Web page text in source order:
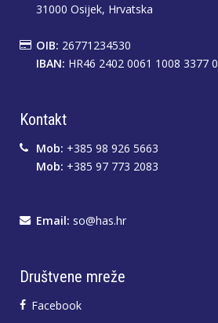
31000 Osijek, Hrvatska
OIB: 26771234530
IBAN: HR46 2402 0061 1008 3377 0
Kontakt
Mob: +385 98 926 5663
Mob: +385 97 773 2083
Email: so@has.hr
Društvene mreže
Facebook